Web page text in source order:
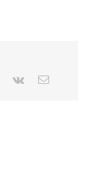
Pinterest
Vk
E-